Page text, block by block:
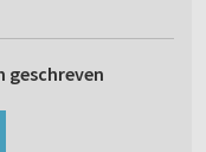
geschreven